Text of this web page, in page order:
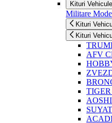
Kituri
Militare
Kituri
Kituri
AFV